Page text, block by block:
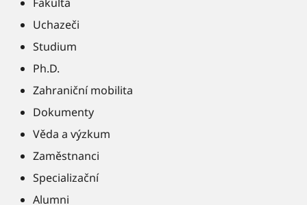
Uchazeči
Studium
Ph.D.
Zahraniční mobilita
Dokumenty
Věda a výzkum
Zaměstnanci
Specializační
Alumni